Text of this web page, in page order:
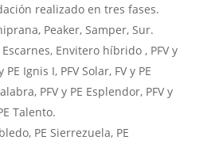
realizado en tres fases.
Peaker, Samper, Sur.
Escarnes, Envitero híbrido , PFV y
PE Ignis I, PFV Solar, FV y PE
PFV y PE Esplendor, PFV y
Talento.
PE Sierrezuela, PE